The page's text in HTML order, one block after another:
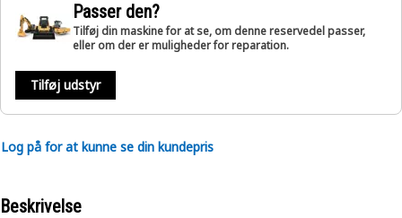
Passer den?
Tilføj din maskine for at se, om denne reservedel passer,
eller om der er muligheder for reparation.
Tilføj udstyr
Log på for at kunne se din kundepris
Beskrivelse